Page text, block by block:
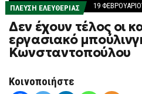
ΠΛΕΎΣΗ ΕΛΕΥΘΕΡΊΑΣ 19
Δεν έχουν τέλος οι
εργασιακό
Κωνσταντοπούλου
Κοινοποιήστε